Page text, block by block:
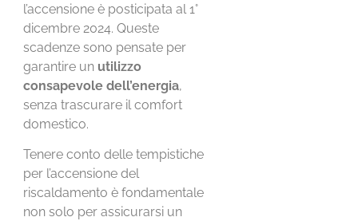
l’accensione è posticipata al 1°
dicembre 2024. Queste
scadenze sono pensate per
garantire un utilizzo
consapevole dell’energia,
senza trascurare il comfort
domestico.
Tenere conto delle tempistiche
per l’accensione del
riscaldamento è fondamentale
non solo per assicurarsi un